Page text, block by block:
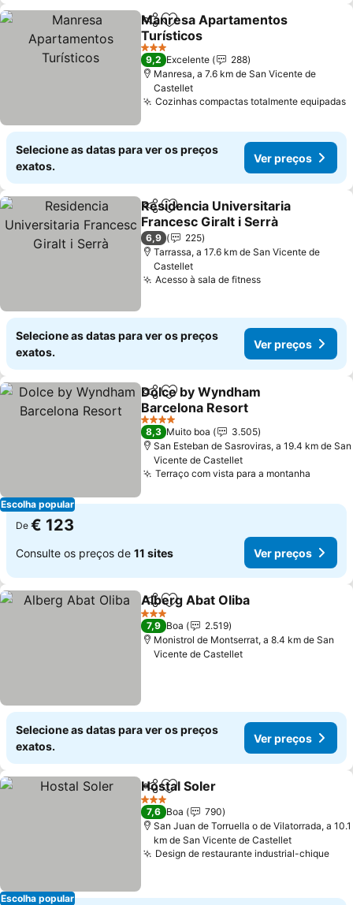
PartilharAdicionar aos favoritos
Manresa Apartamentos
Turísticos
3 Estrelas
9,2 Excelente
288
Manresa, a 7.6 km de San Vicente de
Castellet
Cozinhas compactas totalmente equipadas
Selecione as datas para ver os preços
exatos.
Ver preços
PartilharAdicionar aos favoritos
Residencia Universitaria
Francesc Giralt i Serrà
6,9
225
Tarrassa, a 17.6 km de San Vicente de
Castellet
Acesso à sala de fitness
Selecione as datas para ver os preços
exatos.
Ver preços
Escolha popular
PartilharAdicionar aos favoritos
Dolce by Wyndham
Barcelona Resort
4 Estrelas
8,3 Muito boa
3.505
San Esteban de Sasroviras, a 19.4 km de San
Vicente de Castellet
Terraço com vista para a montanha
De € 123
Consulte os preços de 11 sites Ver preços
PartilharAdicionar aos favoritos
Alberg Abat Oliba
3 Estrelas
7,9 Boa
2.519
Monistrol de Montserrat, a 8.4 km de San
Vicente de Castellet
Selecione as datas para ver os preços
exatos.
Ver preços
Escolha popular
PartilharAdicionar aos favoritos
Hostal Soler
3 Estrelas
7,6 Boa
790
San Juan de Torruella o de Vilatorrada, a 10.1
km de San Vicente de Castellet
Design de restaurante industrial-chique